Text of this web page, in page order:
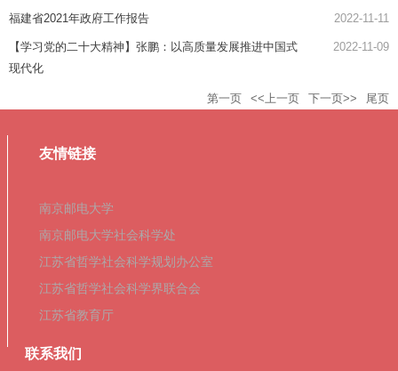
福建省2021年政府工作报告 2022-11-11
【学习党的二十大精神】张鹏：以高质量发展推进中国式
现代化
2022-11-09
第一页 <<上一页 下一页>> 尾页
友情链接
南京邮电大学
南京邮电大学社会科学处
江苏省哲学社会科学规划办公室
江苏省哲学社会科学界联合会
江苏省教育厅
联系我们